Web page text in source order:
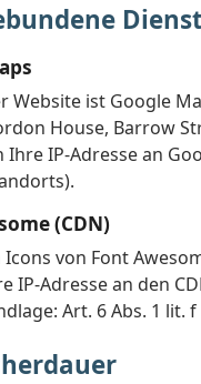
Website ist Google
House, Barrow
Ihre IP-Adresse an
(CDN)
von Font
IP-Adresse an den
Art. 6 Abs. 1 lit.